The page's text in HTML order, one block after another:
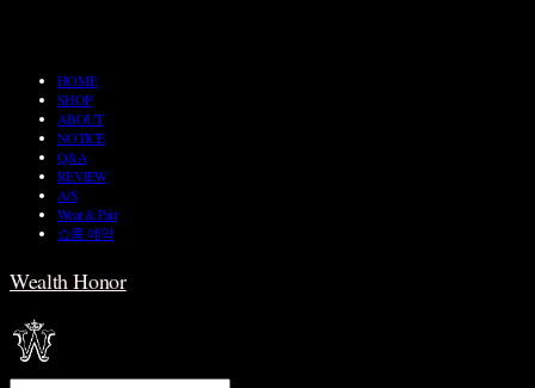
HOME
SHOP
ABOUT
NOTICE
Q&A
REVIEW
A/S
Wear & Pair
쇼룸 예약
Wealth Honor